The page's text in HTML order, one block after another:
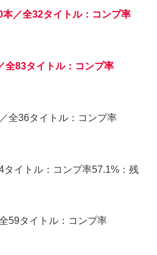
／全32タイトル：コンプ率
全83タイトル：コンプ率
全36タイトル：コンプ率
イトル：コンプ率57.1%：残
59タイトル：コンプ率